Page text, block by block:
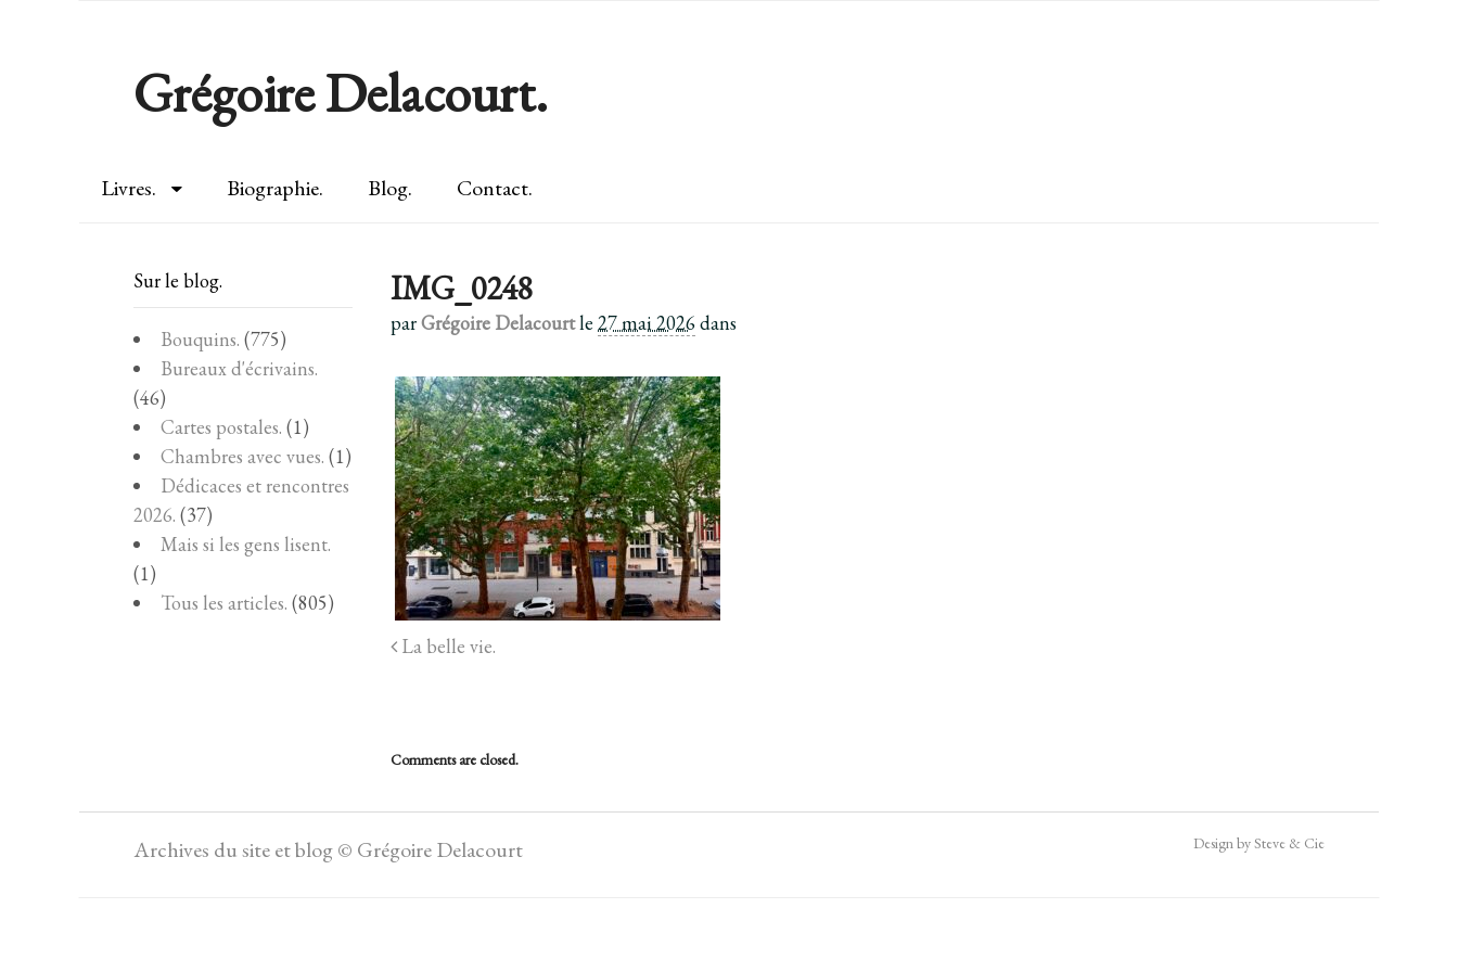
Grégoire Delacourt.
Livres. Biographie. Blog. Contact.
IMG_0248
parGrégoire Delacourtle 27 mai 2026dans
La belle vie.
Comments are closed.
Sur le blog.
Bouquins. (775)
Bureaux d'écrivains.
(46)
Cartes postales. (1)
Chambres avec vues. (1)
Dédicaces et rencontres
2026. (37)
Mais si les gens lisent.
(1)
Tous les articles. (805)
Archives du site et blog © Grégoire Delacourt Design by Steve & Cie